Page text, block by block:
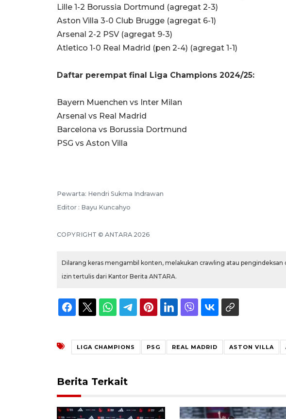
Lille 1-2 Borussia Dortmund (agregat 2-3)
Aston Villa 3-0 Club Brugge (agregat 6-1)
Arsenal 2-2 PSV (agregat 9-3)
Atletico 1-0 Real Madrid (pen 2-4) (agregat 1-1)
Daftar perempat final Liga Champions 2024/25:
Bayern Muenchen vs Inter Milan
Arsenal vs Real Madrid
Barcelona vs Borussia Dortmund
PSG vs Aston Villa
Pewarta: Hendri Sukma Indrawan
Editor : Bayu Kuncahyo
COPYRIGHT © ANTARA 2026
Dilarang keras mengambil konten, melakukan crawling atau pengindeksan
izin tertulis dari Kantor Berita ANTARA.
LIGA CHAMPIONS PSG REAL MADRID ASTON VILLA
Berita Terkait